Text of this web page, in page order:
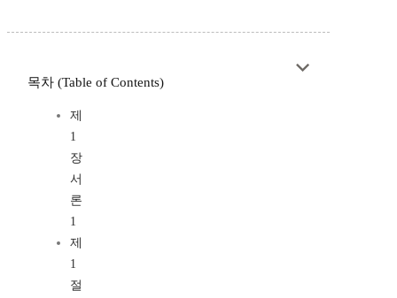
목차 (Table of Contents)
제
1
장
서
론
1
제
1
절